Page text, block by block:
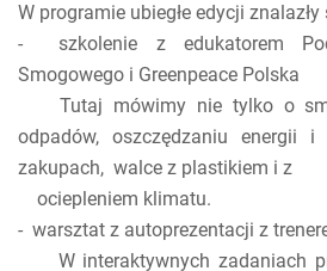
W programie ubiegłe edycji znalazły
- szkolenie z edukatorem
Smogowego i Greenpeace Polska
Tutaj mówimy nie tylko o
odpadów, oszczędzaniu energii i
zakupach, walce z plastikiem i z
ociepleniem klimatu.
- warsztat z autoprezentacji z
W interaktywnych zadaniach